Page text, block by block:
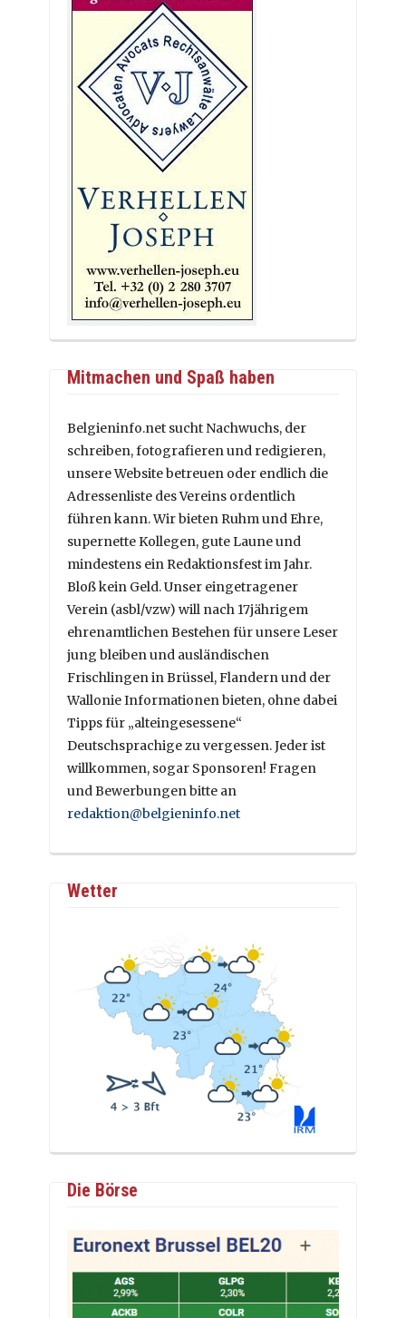
Mitmachen und Spaß haben
Belgieninfo.net sucht Nachwuchs, der
schreiben, fotografieren und redigieren,
unsere Website betreuen oder endlich die
Adressenliste des Vereins ordentlich
führen kann. Wir bieten Ruhm und Ehre,
supernette Kollegen, gute Laune und
mindestens ein Redaktionsfest im Jahr.
Bloß kein Geld. Unser eingetragener
Verein (asbl/vzw) will nach 17jährigem
ehrenamtlichen Bestehen für unsere Leser
jung bleiben und ausländischen
Frischlingen in Brüssel, Flandern und der
Wallonie Informationen bieten, ohne dabei
Tipps für „alteingesessene“
Deutschsprachige zu vergessen. Jeder ist
willkommen, sogar Sponsoren! Fragen
und Bewerbungen bitte an
redaktion@belgieninfo.net
Wetter
Die Börse